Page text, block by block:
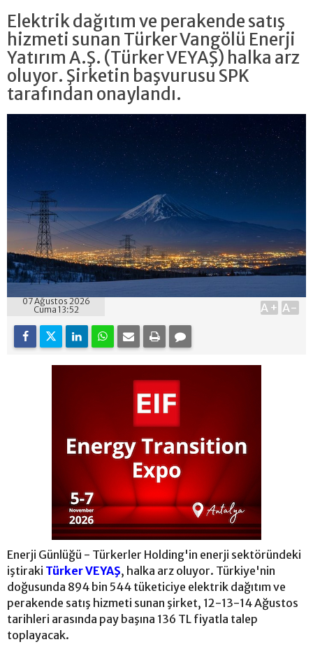
Elektrik dağıtım ve perakende satış
hizmeti sunan Türker Vangölü Enerji
Yatırım A.Ş. (Türker VEYAŞ) halka arz
oluyor. Şirketin başvurusu SPK
tarafından onaylandı.
07 Ağustos 2026
Cuma 13:52
A+ A-
Enerji Günlüğü - Türkerler Holding'in enerji sektöründeki
iştiraki Türker VEYAŞ, halka arz oluyor. Türkiye'nin
doğusunda 894 bin 544 tüketiciye elektrik dağıtım ve
perakende satış hizmeti sunan şirket, 12-13-14 Ağustos
tarihleri arasında pay başına 136 TL fiyatla talep
toplayacak.